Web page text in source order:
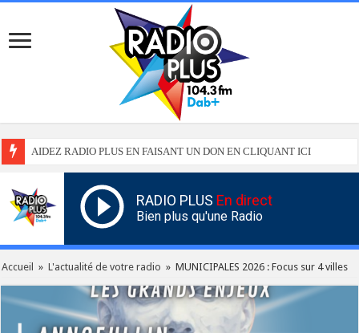
AIDEZ RADIO PLUS EN FAISANT UN DON EN CLIQUANT ICI
RADIO PLUS En direct
Bien plus qu'une Radio
Accueil » L'actualité de votre radio » MUNICIPALES 2026 : Focus sur 4 villes